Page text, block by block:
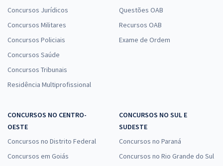
Concursos Jurídicos
Concursos Militares
Concursos Policiais
Concursos Saúde
Concursos Tribunais
Residência Multiprofissional
Questões OAB
Recursos OAB
Exame de Ordem
CONCURSOS NO CENTRO-
OESTE
Concursos no Distrito Federal
Concursos em Goiás
CONCURSOS NO SUL E
SUDESTE
Concursos no Paraná
Concursos no Rio Grande do Sul